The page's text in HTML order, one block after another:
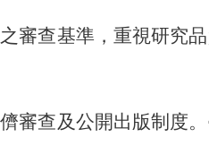
審查基準，重視研究
審查及公開出版制度